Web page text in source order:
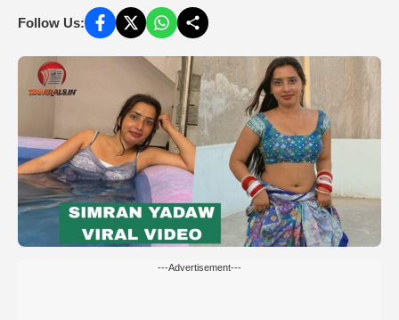
Follow Us:
---Advertisement---